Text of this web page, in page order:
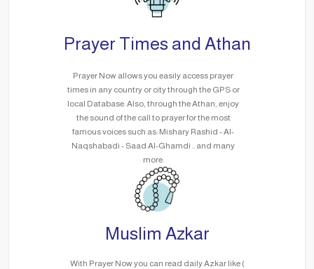
Prayer Times and Athan
Prayer Now allows you easily access prayer
times in any country or city through the GPS or
local Database. Also, through the Athan, enjoy
the sound of the call to prayer for the most
famous voices such as: Mishary Rashid - Al-
Naqshabadi - Saad Al-Ghamdi .. and many
more.
Muslim Azkar
With Prayer Now you can read daily Azkar like (